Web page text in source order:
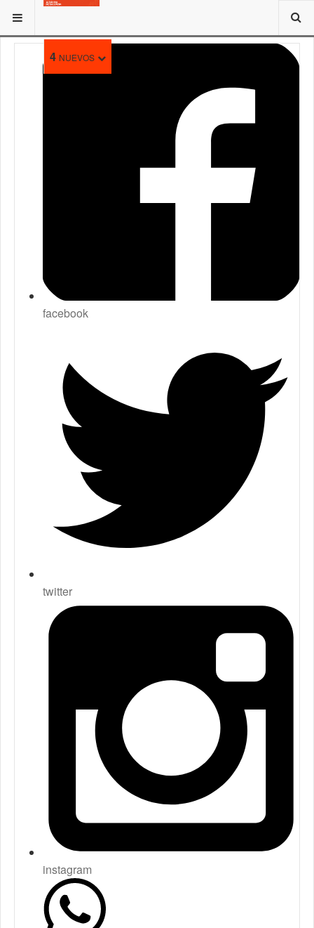
4 NUEVOS
ESTÁ AQUÍ:
facebook
twitter
instagram